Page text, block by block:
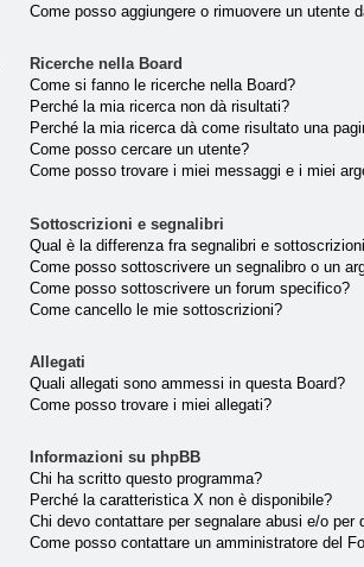
Come posso aggiungere o rimuovere un utente
Ricerche nella Board
Come si fanno le ricerche nella Board?
Perché la mia ricerca non dà risultati?
Perché la mia ricerca dà come risultato una
Come posso cercare un utente?
Come posso trovare i miei messaggi e i miei
Sottoscrizioni e segnalibri
Qual è la differenza fra segnalibri e
Come posso sottoscrivere un segnalibro o un
Come posso sottoscrivere un forum specifico?
Come cancello le mie sottoscrizioni?
Allegati
Quali allegati sono ammessi in questa Board?
Come posso trovare i miei allegati?
Informazioni su phpBB
Chi ha scritto questo programma?
Perché la caratteristica X non è disponibile?
Chi devo contattare per segnalare abusi e/o per
Come posso contattare un amministratore del